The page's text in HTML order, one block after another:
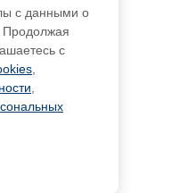
с данными о
с